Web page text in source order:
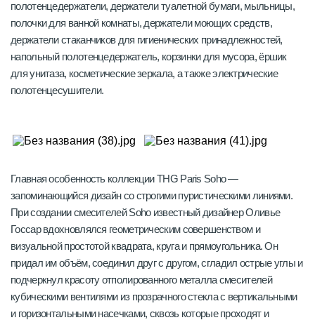
полотенцедержатели, держатели туалетной бумаги, мыльницы,
полочки для ванной комнаты, держатели моющих средств,
держатели стаканчиков для гигиенических принадлежностей,
напольный полотенцедержатель, корзинки для мусора, ёршик
для унитаза, косметические зеркала, а также электрические
полотенцесушители.
Главная особенность коллекции THG Paris Soho —
запоминающийся дизайн со строгими пуристическими линиями.
При создании смесителей Soho известный дизайнер Оливье
Госсар вдохновлялся геометрическим совершенством и
визуальной простотой квадрата, круга и прямоугольника. Он
придал им объём, соединил друг с другом, сгладил острые углы и
подчеркнул красоту отполированного металла смесителей
кубическими вентилями из прозрачного стекла с вертикальными
и горизонтальными насечками, сквозь которые проходят и